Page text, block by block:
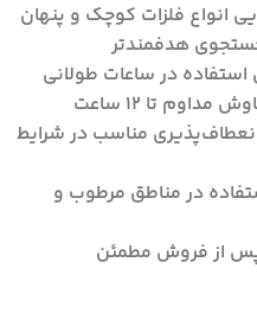
انواع فلزات کوچک و پنهان
هدفمندتر
استفاده در ساعات طولانی
مداوم تا 12 ساعت
مناسب در شرایط
در مناطق مرطوب و
پس از فروش مطمئن